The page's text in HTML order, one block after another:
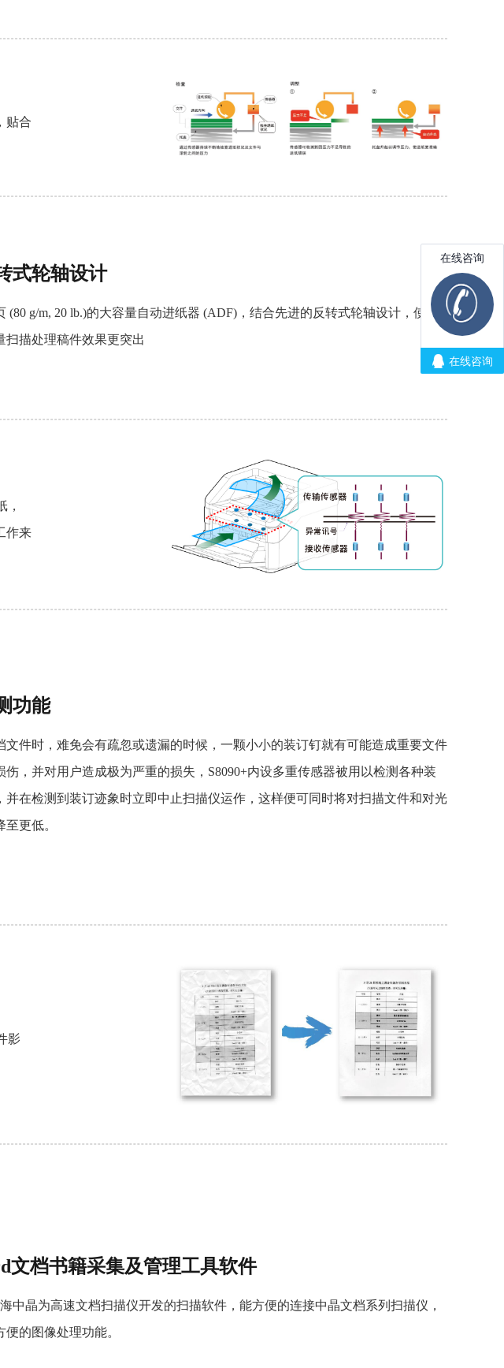
贴合
式轮轴设计
(80 g/m, 20 lb.)的大容量自动进纸器 (ADF)，结合先进的反转式轮轴设计，使进
扫描处理稿件效果更突出
，
作来
功能
文件时，难免会有疏忽或遗漏的时候，一颗小小的装订钉就有可能造成重要文件
伤，并对用户造成极为严重的损失，S8090+内设多重传感器被用以检测各种装
并在检测到装订迹象时立即中止扫描仪运作，这样便可同时将对扫描文件和对光
更低。
影
文档书籍采集及管理工具软件
中晶为高速文档扫描仪开发的扫描软件，能方便的连接中晶文档系列扫描仪，
的图像处理功能。